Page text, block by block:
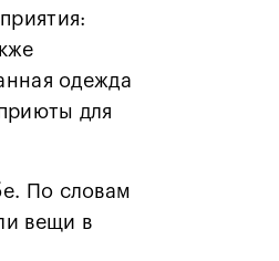
одежда
для
По словам
вещи в